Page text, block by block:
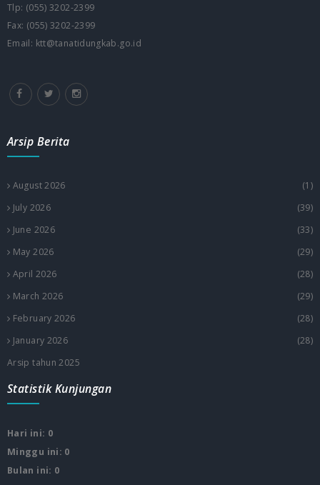
Tlp: (055) 3202-2399
Fax: (055) 3202-2399
Email: ktt@tanatidungkab.go.id
Arsip Berita
August 2026
(1)
July 2026
(39)
June 2026
(33)
May 2026
(29)
April 2026
(28)
March 2026
(29)
February 2026
(28)
January 2026
(28)
Arsip tahun 2025
Statistik Kunjungan
Hari ini: 0
Minggu ini: 0
Bulan ini: 0